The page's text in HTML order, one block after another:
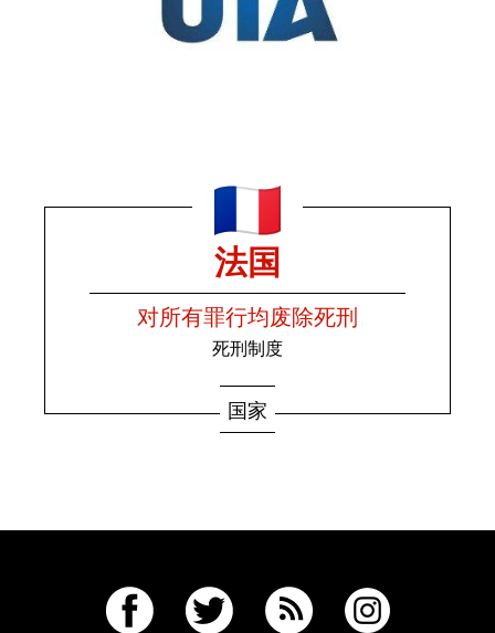
法国
对所有罪行均废除死刑
死刑制度
国家